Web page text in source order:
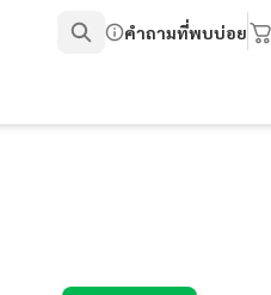
คำถามที่พบบ่อย